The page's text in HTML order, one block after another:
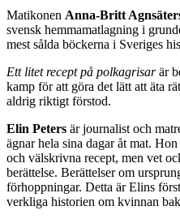
Matikonen Anna-Britt
svensk hemmamatlagning i
mest sålda böckerna i Sveriges
Ett litet recept på polkagrisarär
kamp för att göra det lätt att äta
aldrig riktigt förstod.
Elin Peters är journalist och
ägnar hela sina dagar åt mat.
och välskrivna recept, men vet
berättelse. Berättelser om
förhoppningar. Detta är Elins
verkliga historien om kvinnan